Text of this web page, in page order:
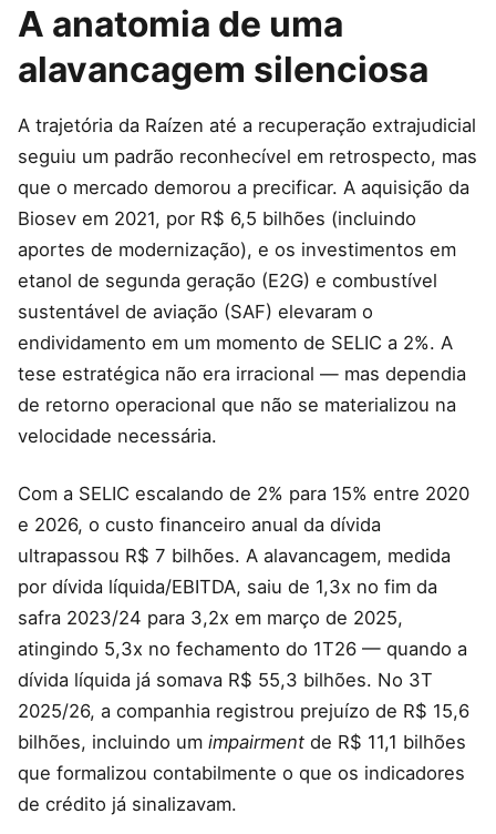
A anatomia de uma
alavancagem silenciosa
A trajetória da Raízen até a recuperação extrajudicial
seguiu um padrão reconhecível em retrospecto, mas
que o mercado demorou a precificar. A aquisição da
Biosev em 2021, por R$ 6,5 bilhões (incluindo
aportes de modernização), e os investimentos em
etanol de segunda geração (E2G) e combustível
sustentável de aviação (SAF) elevaram o
endividamento em um momento de SELIC a 2%. A
tese estratégica não era irracional — mas dependia
de retorno operacional que não se materializou na
velocidade necessária.
Com a SELIC escalando de 2% para 15% entre 2020
e 2026, o custo financeiro anual da dívida
ultrapassou R$ 7 bilhões. A alavancagem, medida
por dívida líquida/EBITDA, saiu de 1,3x no fim da
safra 2023/24 para 3,2x em março de 2025,
atingindo 5,3x no fechamento do 1T26 — quando a
dívida líquida já somava R$ 55,3 bilhões. No 3T
2025/26, a companhia registrou prejuízo de R$ 15,6
bilhões, incluindo um impairment de R$ 11,1 bilhões
que formalizou contabilmente o que os indicadores
de crédito já sinalizavam.